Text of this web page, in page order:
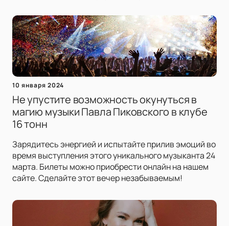
10 января 2024
Не упустите возможность окунуться в
магию музыки Павла Пиковского в клубе
16 тонн
Зарядитесь энергией и испытайте прилив эмоций во
время выступления этого уникального музыканта 24
марта. Билеты можно приобрести онлайн на нашем
сайте. Сделайте этот вечер незабываемым!